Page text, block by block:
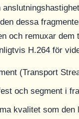
dessa
och remuxar dem
H.264 för
(Transport
och segment i
kvalitet som